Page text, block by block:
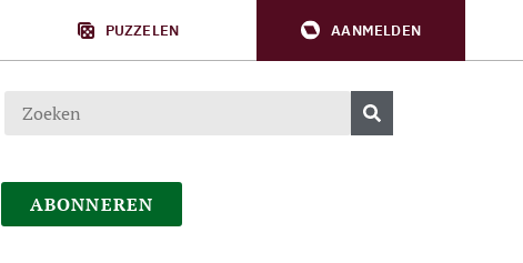
PUZZELEN AANMELDEN
ABONNEREN